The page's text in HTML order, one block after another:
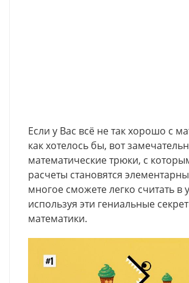
Если у Вас всё не так хорошо с
как хотелось бы, вот
математические трюки, с
расчеты становятся
многое сможете легко считать в
используя эти гениальные
математики.